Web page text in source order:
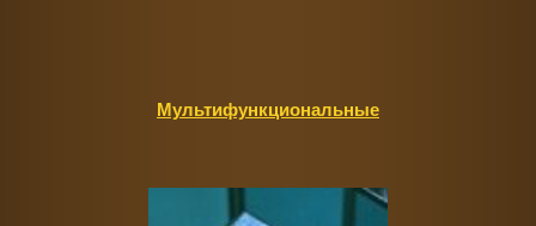
Мультифункциональные